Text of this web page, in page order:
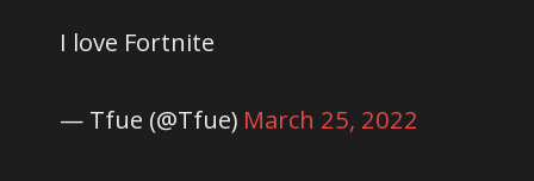
I love Fortnite
— Tfue (@Tfue) March 25, 2022